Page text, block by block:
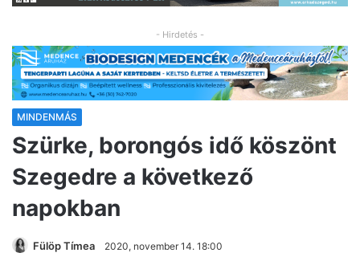
- Hirdetés -
MINDENMÁS
Szürke, borongós idő köszönt
Szegedre a következő
napokban
Fülöp Tímea 2020, november 14. 18:00